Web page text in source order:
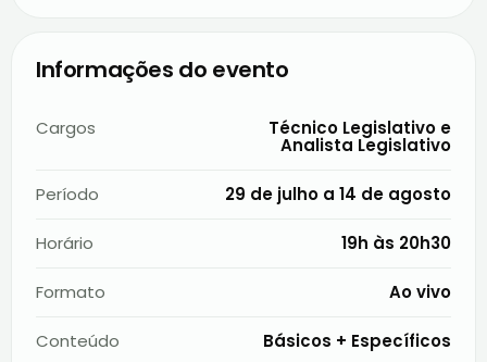
Informações do evento
Cargos Técnico Legislativo e
Analista Legislativo
Período 29 de julho a 14 de agosto
Horário 19h às 20h30
Formato Ao vivo
Conteúdo Básicos + Específicos